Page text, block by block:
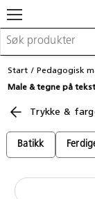
Møbler &
Lekeplassutstyr &
Leker & sykler
Pedagogisk
Barnevogner &
Skole- &
Logge inn /
Start Pedagogisk
Male & tegne på
Trykke &
Batikk